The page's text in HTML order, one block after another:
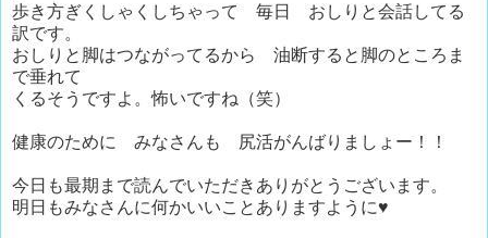
歩き方ぎくしゃくしちゃって 毎日 おしりと会話してる
訳です。
おしりと脚はつながってるから 油断すると脚のところま
で垂れて
くるそうですよ。怖いですね（笑）
健康のために みなさんも 尻活がんばりましょー！！
今日も最期まで読んでいただきありがとうございます。
明日もみなさんに何かいいことありますように♥